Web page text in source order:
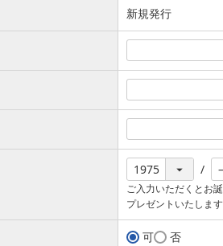
新規発行
ご入力いただくとお
プレゼントいたします
可 否